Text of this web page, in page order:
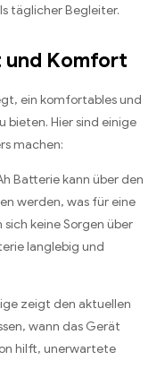
täglicher Begleiter.
Komfort
ein komfortables und
bieten. Hier sind einige
machen:
Batterie kann über den
werden, was für eine
sich keine Sorgen über
langlebig und
zeigt den aktuellen
wann das Gerät
hilft, unerwartete